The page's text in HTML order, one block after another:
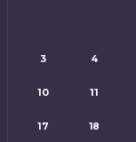
3 4
10 11
17 18